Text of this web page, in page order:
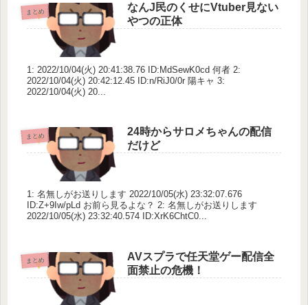
まとめ
なんJ民のくせにVtuber見ない
やつの正体
1: 2022/10/04(火) 20:41:38.76 ID:MdSewK0cd 何者 2:
2022/10/04(火) 20:42:12.45 ID:n/RiJ0/0r 陽キャ 3:
2022/10/04(火) 20...
まとめ
24時からサロメちゃんの配信
だけど
1: 名無しがお送りします 2022/10/05(水) 23:32:07.676
ID:Z+9Iw/pLd お前ら見るよな？ 2: 名無しがお送りします
2022/10/05(水) 23:32:40.574 ID:XrK6ChtC0...
まとめ
AVスプラで任天堂ゲー配信全
面禁止の危機！